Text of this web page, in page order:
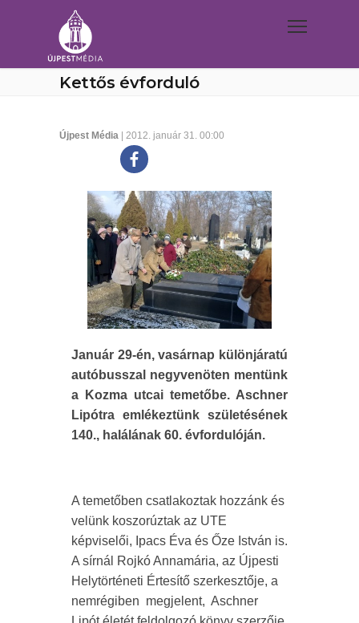
Kettős évforduló
Újpest Média | 2012. január 31. 00:00
Január 29-én, vasárnap különjáratú
autóbusszal negyvenöten mentünk
a Kozma utcai temetőbe. Aschner
Lipótra emlékeztünk születésének
140., halálának 60. évfordulóján.
A temetőben csatlakoztak hozzánk és
velünk koszorúztak az UTE
képviselői, Ipacs Éva és Őze István is.
A sírnál Rojkó Annamária, az Újpesti
Helytörténeti Értesítő szerkesztője, a
nemrégiben megjelent, Aschner